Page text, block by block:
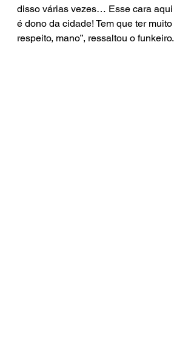
disso várias vezes… Esse cara aqui
é dono da cidade! Tem que ter muito
respeito, mano”, ressaltou o funkeiro.